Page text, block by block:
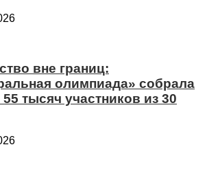
вне границ:
олимпиада» собрала
тысяч участников из 30